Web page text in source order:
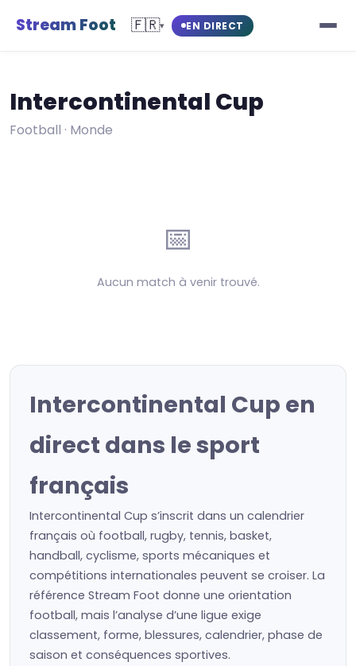
Stream Foot 🇫🇷▾ EN DIRECT
Intercontinental Cup
Football · Monde
📅
Aucun match à venir trouvé.
Intercontinental Cup en
direct dans le sport
français
Intercontinental Cup s’inscrit dans un calendrier
français où football, rugby, tennis, basket,
handball, cyclisme, sports mécaniques et
compétitions internationales peuvent se croiser. La
référence Stream Foot donne une orientation
football, mais l’analyse d’une ligue exige
classement, forme, blessures, calendrier, phase de
saison et conséquences sportives.